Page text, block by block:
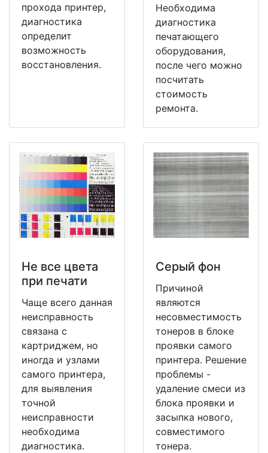
прохода принтер,
диагностика
определит
возможность
восстановления.
Необходима
диагностика
печатающего
оборудования,
после чего можно
посчитать
стоимость
ремонта.
Не все цвета
при печати
Чаще всего данная
неисправность
связана с
картриджем, но
иногда и узлами
самого принтера,
для выявления
точной
неисправности
необходима
диагностика.
Серый фон
Причиной
являются
несовместимость
тонеров в блоке
проявки самого
принтера. Решение
проблемы -
удаление смеси из
блока проявки и
засыпка нового,
совместимого
тонера.